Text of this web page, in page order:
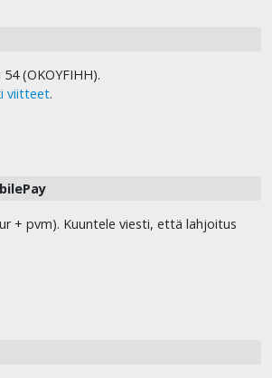
(OKOYFIHH).
viitteet.
+ pvm). Kuuntele viesti, että lahjoitus